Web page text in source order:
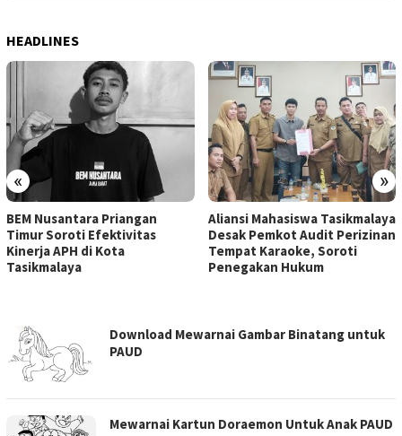
HEADLINES
« »
BEM Nusantara Priangan
Timur Soroti Efektivitas
Kinerja APH di Kota
Tasikmalaya
Aliansi Mahasiswa Tasikmalaya
Desak Pemkot Audit Perizinan
Tempat Karaoke, Soroti
Penegakan Hukum
RUANGATAS.COMDownload Mewarnai Gambar Binatang untuk
PAUD
Mewarnai Kartun Doraemon Untuk Anak PAUD